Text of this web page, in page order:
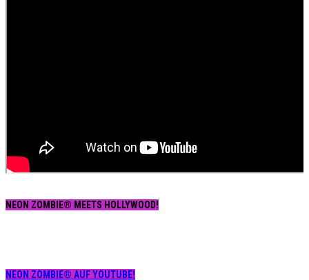
NEON ZOMBIE® MEETS HOLLYWOOD!
NEON ZOMBIE® AUF YOUTUBE!